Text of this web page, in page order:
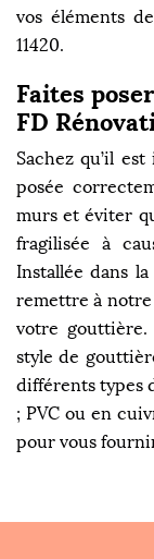
vos éléments
11420.
Faites
FD
Sachez qu’il
posée
murs et éviter
fragilisée à
Installée dans
remettre à notre
votre gouttière.
style de
différents types
; PVC ou en
pour vous